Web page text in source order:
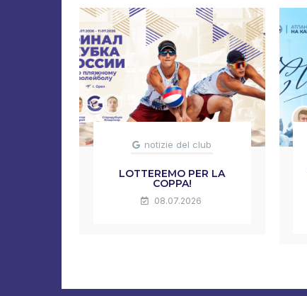
notizie del club
LOTTEREMO PER LA
COPPA!
08.07.2026